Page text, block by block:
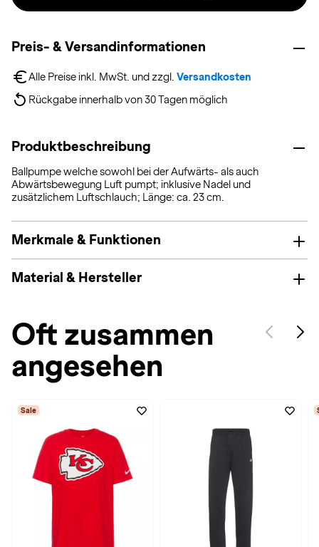
Preis- & Versandinformationen
Alle Preise inkl. MwSt. und zzgl. Versandkosten
Rückgabe innerhalb von 30 Tagen möglich
Produktbeschreibung
Ballpumpe welche sowohl bei der Aufwärts- als auch
Abwärtsbewegung Luft pumpt; inklusive Nadel und
zusätzlichem Luftschlauch; Länge: ca. 23 cm.
Merkmale & Funktionen
Material & Hersteller
Oft zusammen
angesehen
Sale